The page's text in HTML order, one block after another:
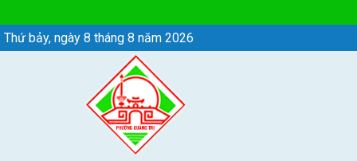
Thứ bảy, ngày 8 tháng 8 năm 2026